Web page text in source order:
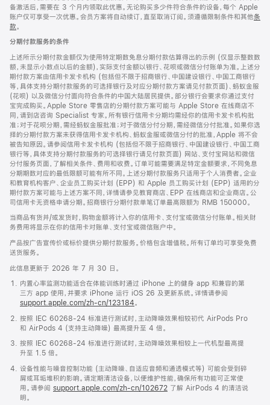
备激活后，需要在 3 个月内领取此优惠。无论购买多少件符合条件的设备，每个 Apple
账户仅可享受一次优惠。会员方案将自动续订，直至取消订阅。须遵循限制条件和其他条
款。
窗
口
中
打
开)
分期付款服务的条件
上述所示分期付款金额仅为使用特定期数免息分期付款估算得出的示例 (仅显示整数数
额，未显示小数点以后的金额)，实际支付金额以银行、花呗或微信分付账单为准。上述分
期付款方案由信用卡发卡机构 (包括但不限于招商银行、中国建设银行、中国工商银行
等，具体支持分期付款服务的可选择银行及对应分期付款方案请见付款页面)、蚂蚁金服
(花呗) 以及微信分付面向符合条件的中国大陆居民提供。部分银行会要求你通过支付
宝完成购买。Apple Store 零售店的分期付款方案可能与 Apple Store 在线商店不
同，请到店咨询 Specialist 专家。所有银行信用卡分期均需经你的信用卡发卡机构批
准；对于花呗分期，需经蚂蚁金服批准；对于微信分付分期，需经微信分付批准。如果你选
择的分期付款方案未获得信用卡发卡机构、蚂蚁金服或微信分付的批准，Apple 将不会
被告知原因。请参阅信用卡发卡机构 (包括但不限于招商银行、中国建设银行、中国工商
银行等，具体支持分期付款服务的可选择银行请见付款页面) 网站、支付宝网站和微信
分付服务页面，了解相关条件、费用和收费。订单可能需要满足特定金额要求，不同免息
分期期数对应的最低限额可能有所不同。上述分期付款服务只适用于个人消费者。企业
和教育机构客户、企业员工购买计划 (EPP) 和 Apple 员工购买计划 (EPP) 适用的分
期付款方案可能与上述方案不同，详情请参见教育商店、EPP 在线商店和企业商店。公
司信用卡无资格申请分期。招商银行分期付款单笔订单最高限额为 RMB 150000。
当商品有货并/或发货时，购物金额将计入你的信用卡、支付宝或微信分付账单。相关财
务费用将显示在你的信用卡对账单、支付宝或微信账户中。
产品按广告宣传价或标价提供分期付款服务。价格包含增值税。所有订单均可享受免费
送货服务。
此信息更新于 2026 年 7 月 30 日。
内置心率监测功能适合在体能训练时通过 iPhone 上的健身 app 和兼容的第
三方 app 使用，并要求 iPhone 运行 iOS 26 及更新系统。详情请参阅
support.apple.com/zh-cn/123184。
按照 IEC 60268-24 标准进行测试时，主动降噪效果相较初代 AirPods Pro
和 AirPods 4 (支持主动降噪) 最高提升至 4 倍。
按照 IEC 60268-24 标准进行测试时，主动降噪效果相较上一代机型最高提
升至 1.5 倍。
设备性能与噪音控制功能 (主动降噪、自适应音频和通透模式等) 可能会受到碎
屑或耳垢堆积的影响。请定期清洁设备，以便维护性能，确保所有功能可正常使
用。请参阅 support.apple.com/zh-cn/102672 了解 AirPods 4 的清洁说
明。